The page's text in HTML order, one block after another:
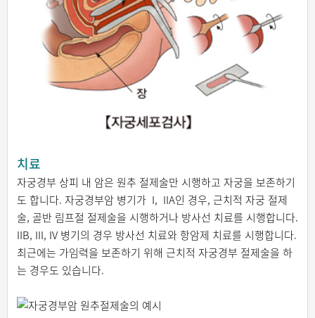
치료
자궁경부 상피 내 암은 원추 절제술만 시행하고 자궁을 보존하기
도 합니다. 자궁경부암 병기가 I, IIA인 경우, 근치적 자궁 절제
술, 골반 림프절 절제술을 시행하거나 방사선 치료를 시행합니다.
IIB, III, IV 병기의 경우 방사선 치료와 항암제 치료를 시행합니다.
최근에는 가임력을 보존하기 위해 근치적 자궁경부 절제술을 하
는 경우도 있습니다.